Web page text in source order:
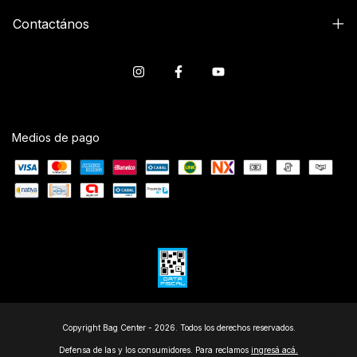
Contactános
Medios de pago
Copyright Bag Center - 2026. Todos los derechos reservados.
Defensa de las y los consumidores. Para reclamos ingresá acá.